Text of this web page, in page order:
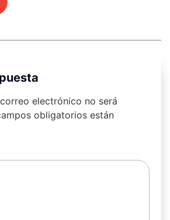
electrónico no será
obligatorios están